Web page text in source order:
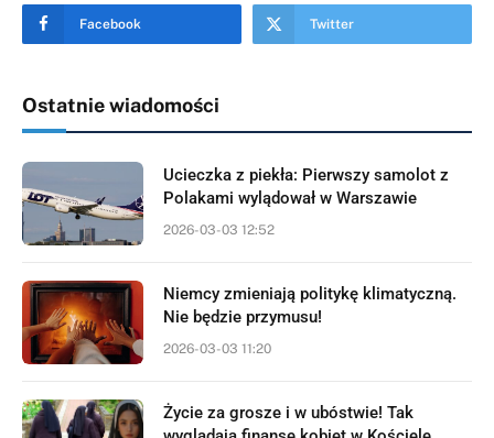
Facebook Twitter
Ostatnie wiadomości
Ucieczka z piekła: Pierwszy samolot z
Polakami wylądował w Warszawie
2026-03-03 12:52
Niemcy zmieniają politykę klimatyczną.
Nie będzie przymusu!
2026-03-03 11:20
Życie za grosze i w ubóstwie! Tak